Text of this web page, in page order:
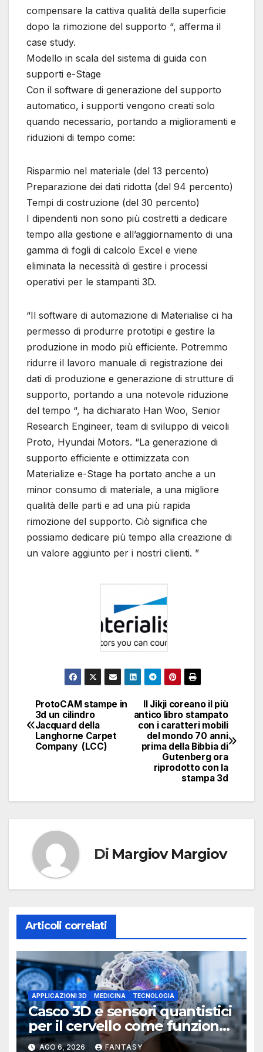
compensare la cattiva qualità della superficie
dopo la rimozione del supporto “, afferma il
case study.
Modello in scala del sistema di guida con
supporti e-Stage
Con il software di generazione del supporto
automatico, i supporti vengono creati solo
quando necessario, portando a miglioramenti e
riduzioni di tempo come:
Risparmio nel materiale (del 13 percento)
Preparazione dei dati ridotta (del 94 percento)
Tempi di costruzione (del 30 percento)
I dipendenti non sono più costretti a dedicare
tempo alla gestione e all’aggiornamento di una
gamma di fogli di calcolo Excel e viene
eliminata la necessità di gestire i processi
operativi per le stampanti 3D.
“Il software di automazione di Materialise ci ha
permesso di produrre prototipi e gestire la
produzione in modo più efficiente. Potremmo
ridurre il lavoro manuale di registrazione dei
dati di produzione e generazione di strutture di
supporto, portando a una notevole riduzione
del tempo “, ha dichiarato Han Woo, Senior
Research Engineer, team di sviluppo di veicoli
Proto, Hyundai Motors. “La generazione di
supporto efficiente e ottimizzata con
Materialize e-Stage ha portato anche a un
minor consumo di materiale, a una migliore
qualità delle parti e ad una più rapida
rimozione del supporto. Ciò significa che
possiamo dedicare più tempo alla creazione di
un valore aggiunto per i nostri clienti. ”
Navigazione
articoli
Il Jikji coreano il più
antico libro stampato
con i caratteri mobili
del mondo 70 anni
prima della Bibbia di
Gutenberg ora
riprodotto con la
stampa 3d
ProtoCAM stampe in
3d un cilindro
Jacquard della
Langhorne Carpet
Company (LCC)
Di Margiov Margiov
Articoli correlati
APPLICAZIONI 3D MEDICINA TECNOLOGIA
Casco 3D e sensori quantistici
per il cervello come funziona
l’OPM-MEG
AGO 6, 2026 FANTASY